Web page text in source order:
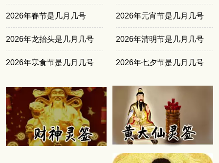
2026年春节是几月几号 2026年元宵节是几月几号
2026年龙抬头是几月几号 2026年清明节是几月几号
2026年寒食节是几月几号 2026年七夕节是几月几号